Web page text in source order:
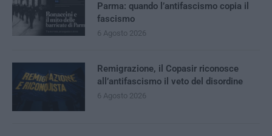
Parma: quando l’antifascismo copia il
fascismo
6 Agosto 2026
Remigrazione, il Copasir riconosce
all’antifascismo il veto del disordine
6 Agosto 2026